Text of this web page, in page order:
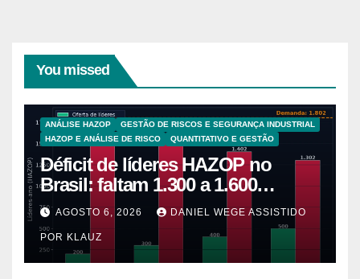
You missed
ANÁLISE HAZOP
GESTÃO DE RISCOS E SEGURANÇA INDUSTRIAL
HAZOP E ANÁLISE DE RISCO
QUANTITATIVO E GESTÃO
Déficit de líderes HAZOP no
Brasil: faltam 1.300 a 1.600
líderes-ano para 5.265 plantas de
alto risco
AGOSTO 6, 2026 DANIEL WEGE ASSISTIDO
POR KLAUZ